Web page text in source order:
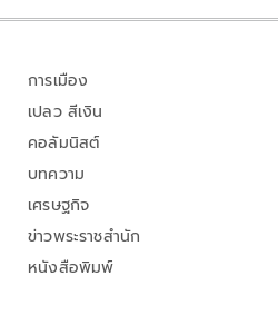
การเมือง
เปลว สีเงิน
คอลัมนิสต์
บทความ
เศรษฐกิจ
ข่าวพระราชสำนัก
หนังสือพิมพ์